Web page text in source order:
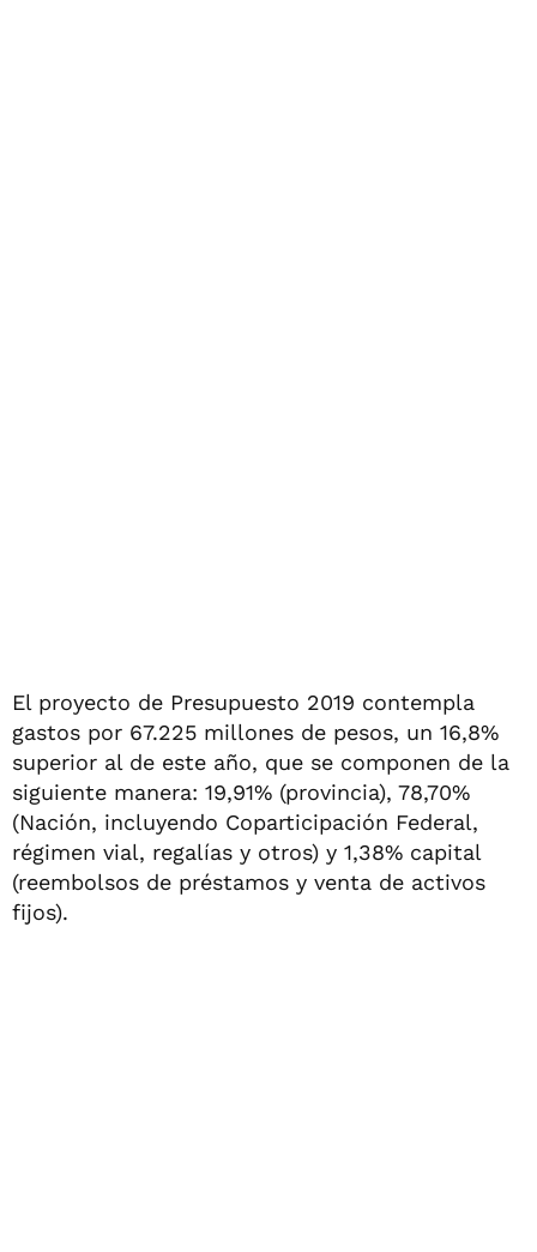
El proyecto de Presupuesto 2019 contempla
gastos por 67.225 millones de pesos, un 16,8%
superior al de este año, que se componen de la
siguiente manera: 19,91% (provincia), 78,70%
(Nación, incluyendo Coparticipación Federal,
régimen vial, regalías y otros) y 1,38% capital
(reembolsos de préstamos y venta de activos
fijos).